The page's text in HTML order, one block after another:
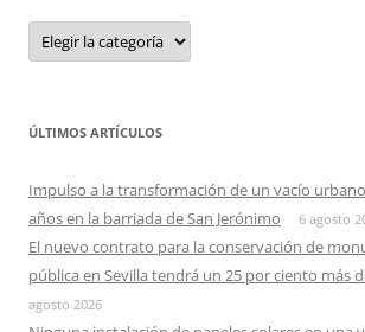
Categorias
ÚLTIMOS ARTÍCULOS
Impulso a la transformación de un vacío
años en la barriada de San Jerónimo
6 agosto
El nuevo contrato para la conservación de
pública en Sevilla tendrá un 25 por ciento más
agosto 2026